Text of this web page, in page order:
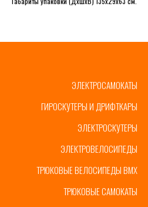
ЭЛЕКТРОСАМОКАТЫ
ГИРОСКУТЕРЫ И ДРИФТКАРЫ
ЭЛЕКТРОСКУТЕРЫ
ЭЛЕКТРОВЕЛОСИПЕДЫ
ТРЮКОВЫЕ ВЕЛОСИПЕДЫ BMX
ТРЮКОВЫЕ САМОКАТЫ